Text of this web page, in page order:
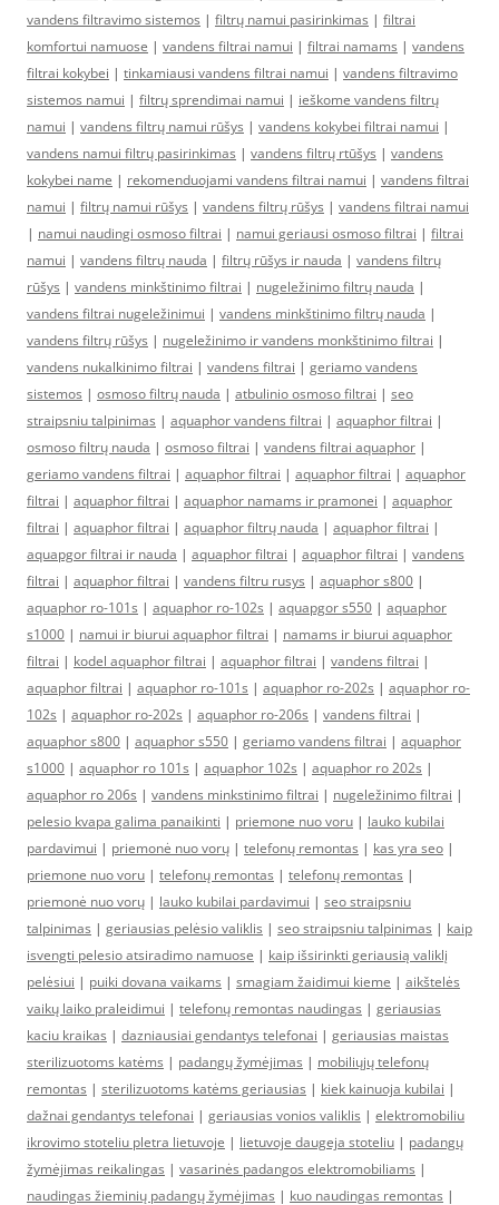
vandens filtravimo sistemos | filtrų namui pasirinkimas | filtrai
komfortui namuose | vandens filtrai namui | filtrai namams | vandens
filtrai kokybei | tinkamiausi vandens filtrai namui | vandens filtravimo
sistemos namui | filtrų sprendimai namui | ieškome vandens filtrų
namui | vandens filtrų namui rūšys | vandens kokybei filtrai namui |
vandens namui filtrų pasirinkimas | vandens filtrų rtūšys | vandens
kokybei name | rekomenduojami vandens filtrai namui | vandens filtrai
namui | filtrų namui rūšys | vandens filtrų rūšys | vandens filtrai namui
| namui naudingi osmoso filtrai | namui geriausi osmoso filtrai | filtrai
namui | vandens filtrų nauda | filtrų rūšys ir nauda | vandens filtrų
rūšys | vandens minkštinimo filtrai | nugeležinimo filtrų nauda |
vandens filtrai nugeležinimui | vandens minkštinimo filtrų nauda |
vandens filtrų rūšys | nugeležinimo ir vandens monkštinimo filtrai |
vandens nukalkinimo filtrai | vandens filtrai | geriamo vandens
sistemos | osmoso filtrų nauda | atbulinio osmoso filtrai | seo
straipsniu talpinimas | aquaphor vandens filtrai | aquaphor filtrai |
osmoso filtrų nauda | osmoso filtrai | vandens filtrai aquaphor |
geriamo vandens filtrai | aquaphor filtrai | aquaphor filtrai | aquaphor
filtrai | aquaphor filtrai | aquaphor namams ir pramonei | aquaphor
filtrai | aquaphor filtrai | aquaphor filtrų nauda | aquaphor filtrai |
aquapgor filtrai ir nauda | aquaphor filtrai | aquaphor filtrai | vandens
filtrai | aquaphor filtrai | vandens filtru rusys | aquaphor s800 |
aquaphor ro-101s | aquaphor ro-102s | aquapgor s550 | aquaphor
s1000 | namui ir biurui aquaphor filtrai | namams ir biurui aquaphor
filtrai | kodel aquaphor filtrai | aquaphor filtrai | vandens filtrai |
aquaphor filtrai | aquaphor ro-101s | aquaphor ro-202s | aquaphor ro-
102s | aquaphor ro-202s | aquaphor ro-206s | vandens filtrai |
aquaphor s800 | aquaphor s550 | geriamo vandens filtrai | aquaphor
s1000 | aquaphor ro 101s | aquaphor 102s | aquaphor ro 202s |
aquaphor ro 206s | vandens minkstinimo filtrai | nugeležinimo filtrai |
pelesio kvapa galima panaikinti | priemone nuo voru | lauko kubilai
pardavimui | priemonė nuo vorų | telefonų remontas | kas yra seo |
priemone nuo voru | telefonų remontas | telefonų remontas |
priemonė nuo vorų | lauko kubilai pardavimui | seo straipsniu
talpinimas | geriausias pelėsio valiklis | seo straipsniu talpinimas | kaip
isvengti pelesio atsiradimo namuose | kaip išsirinkti geriausią valiklį
pelėsiui | puiki dovana vaikams | smagiam žaidimui kieme | aikštelės
vaikų laiko praleidimui | telefonų remontas naudingas | geriausias
kaciu kraikas | dazniausiai gendantys telefonai | geriausias maistas
sterilizuotoms katėms | padangų žymėjimas | mobiliųjų telefonų
remontas | sterilizuotoms katėms geriausias | kiek kainuoja kubilai |
dažnai gendantys telefonai | geriausias vonios valiklis | elektromobiliu
ikrovimo stoteliu pletra lietuvoje | lietuvoje daugeja stoteliu | padangų
žymėjimas reikalingas | vasarinės padangos elektromobiliams |
naudingas žieminių padangų žymėjimas | kuo naudingas remontas |